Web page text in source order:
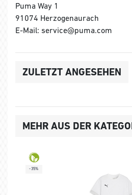
Puma Way 1
91074 Herzogenaurach
E-Mail: service@puma.com
ZULETZT ANGESEHEN
MEHR AUS DER
-35%